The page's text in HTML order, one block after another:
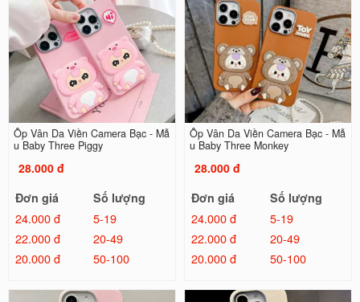
Ốp Vân Da Viền Camera Bạc - Mẫ
u Baby Three Piggy
28.000 đ
Đơn giá
Số lượng
24.000 đ
5-19
22.000 đ
20-49
20.000 đ
50-100
Ốp Vân Da Viền Camera Bạc - Mẫ
u Baby Three Monkey
28.000 đ
Đơn giá
Số lượng
24.000 đ
5-19
22.000 đ
20-49
20.000 đ
50-100